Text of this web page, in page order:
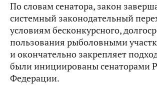
По словам сенатора, закон
системный законодательный
условиям бесконкурсного,
пользования рыболовными
и окончательно закрепляет
были инициированы сенаторами
Федерации.